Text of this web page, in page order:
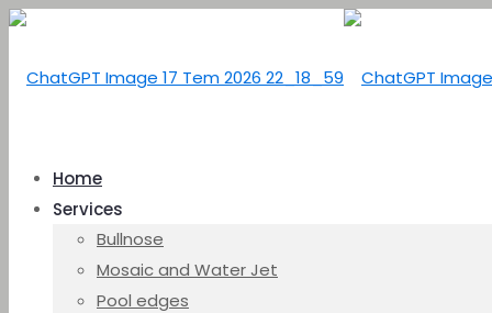
Home
Services
Bullnose
Mosaic and Water Jet
Pool edges